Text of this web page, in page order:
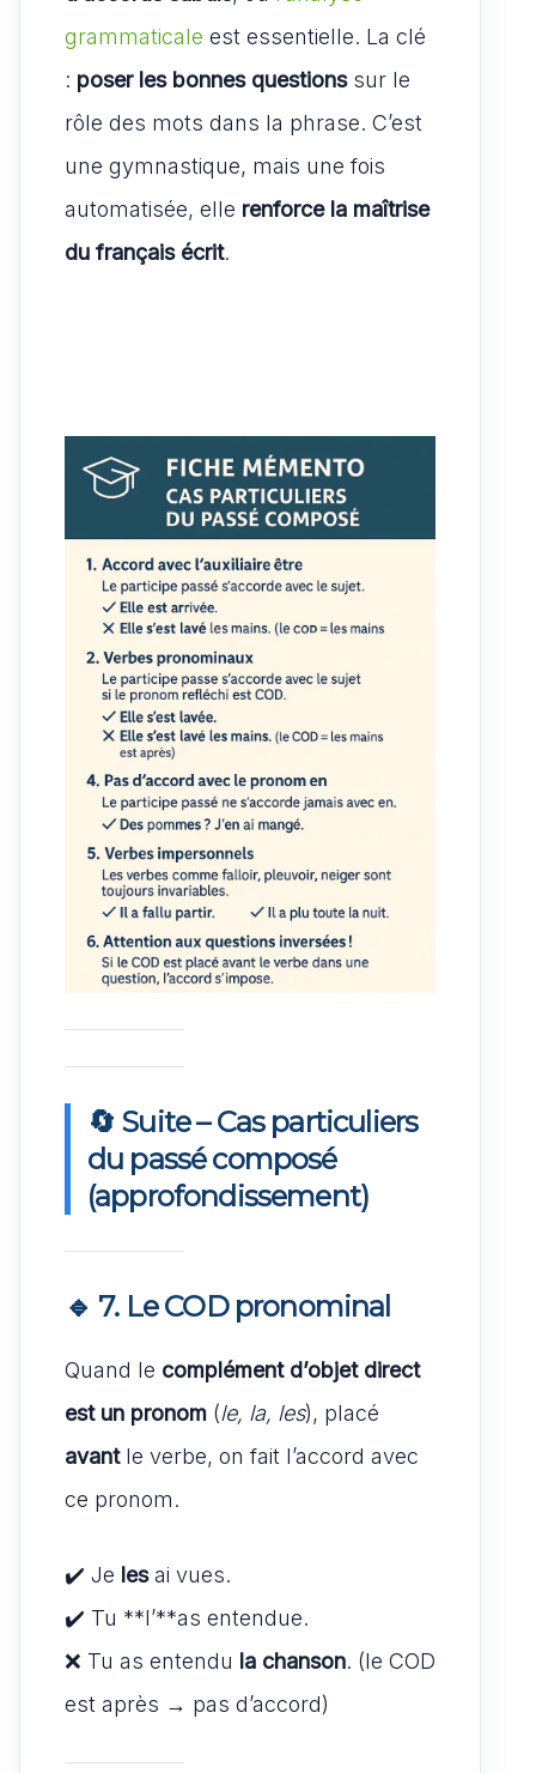
grammaticale est essentielle. La clé
: poser les bonnes questionssur le
rôle des mots dans la phrase. C’est
une gymnastique, mais une fois
automatisée, elle renforce la maîtrise
du français écrit.
🔄 Suite – Cas particuliers
du passé composé
(approfondissement)
🔹 7. Le COD pronominal
Quand le complément d’objet direct
est un pronom (le, la, les), placé
avantle verbe, on fait l’accord avec
ce pronom.
✔️ Je lesai vues.
✔️ Tu **l’**as entendue.
❌ Tu as entendu la chanson. (le COD
est après → pas d’accord)